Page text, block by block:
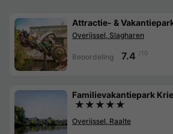
Attractie- &
Overijssel, Slagharen
Beoordeling 7.4 /10
Familievakantiepark
★★★★★
Overijssel, Raalte